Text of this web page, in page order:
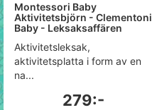
Montessori Baby
Aktivitetsbjörn - Clementoni
Baby - Leksaksaffären
Aktivitetsleksak,
aktivitetsplatta i form av en
na...
279:-